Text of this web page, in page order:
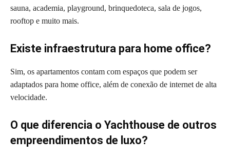
sauna, academia, playground, brinquedoteca, sala de jogos,
rooftop e muito mais.
Existe infraestrutura para home office?
Sim, os apartamentos contam com espaços que podem ser
adaptados para home office, além de conexão de internet de alta
velocidade.
O que diferencia o Yachthouse de outros
empreendimentos de luxo?